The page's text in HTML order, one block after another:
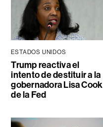
ESTADOS UNIDOS
Trump reactiva el
intento de destituir a la
gobernadora Lisa Cook
de la Fed